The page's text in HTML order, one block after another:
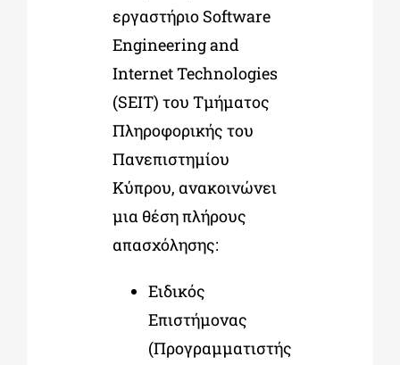
εργαστήριο Software
Engineering and
Internet Technologies
(SEIT) του Τμήματος
Πληροφορικής του
Πανεπιστημίου
Κύπρου, ανακοινώνει
μια θέση πλήρους
απασχόλησης:
Ειδικός
Επιστήμονας
(Προγραμματιστής